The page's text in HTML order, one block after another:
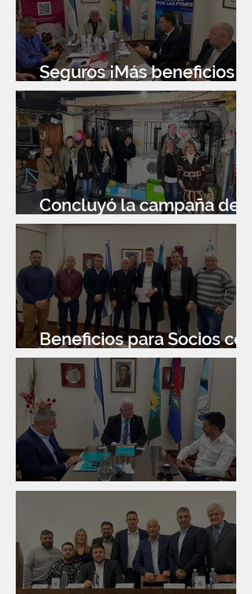
Seguros ¡Más beneficios
para socios!
Concluyó la campaña de
donación de libros
Beneficios para Socios con
Banco Santander
Reunión con Sur Finanzas